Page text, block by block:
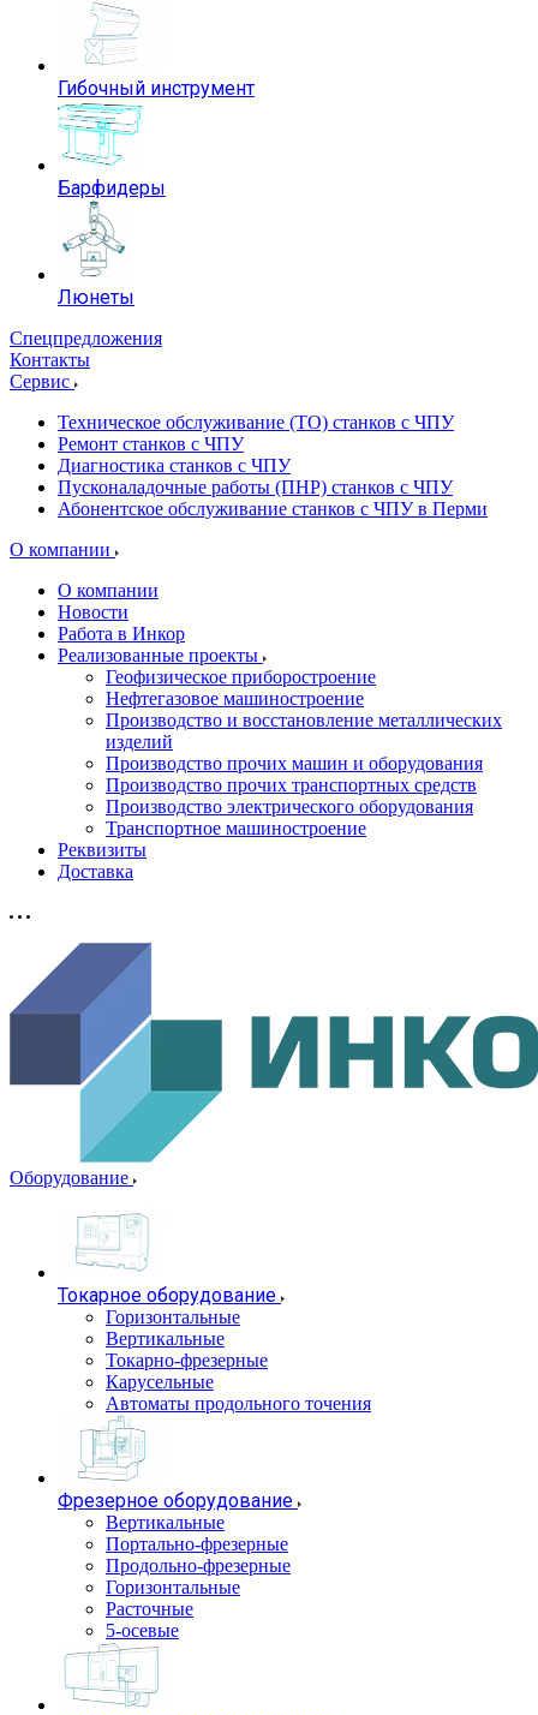
Гибочный инструмент
Барфидеры
Люнеты
Спецпредложения
Контакты
Сервис
Техническое обслуживание (ТО) станков с ЧПУ
Ремонт станков с ЧПУ
Диагностика станков с ЧПУ
Пусконаладочные работы (ПНР) станков с ЧПУ
Абонентское обслуживание станков с ЧПУ в Перми
О компании
О компании
Новости
Работа в Инкор
Реализованные проекты
Геофизическое приборостроение
Нефтегазовое машиностроение
Производство и восстановление металлических
изделий
Производство прочих машин и оборудования
Производство прочих транспортных средств
Производство электрического оборудования
Транспортное машиностроение
Реквизиты
Доставка
Оборудование
Токарное оборудование
Горизонтальные
Вертикальные
Токарно-фрезерные
Карусельные
Автоматы продольного точения
Фрезерное оборудование
Вертикальные
Портально-фрезерные
Продольно-фрезерные
Горизонтальные
Расточные
5-осевые